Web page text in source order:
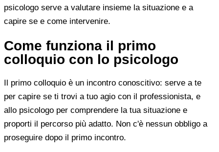
psicologo serve a valutare insieme la situazione e a
capire se e come intervenire.
Come funziona il primo
colloquio con lo psicologo
Il primo colloquio è un incontro conoscitivo: serve a te
per capire se ti trovi a tuo agio con il professionista, e
allo psicologo per comprendere la tua situazione e
proporti il percorso più adatto. Non c'è nessun obbligo a
proseguire dopo il primo incontro.